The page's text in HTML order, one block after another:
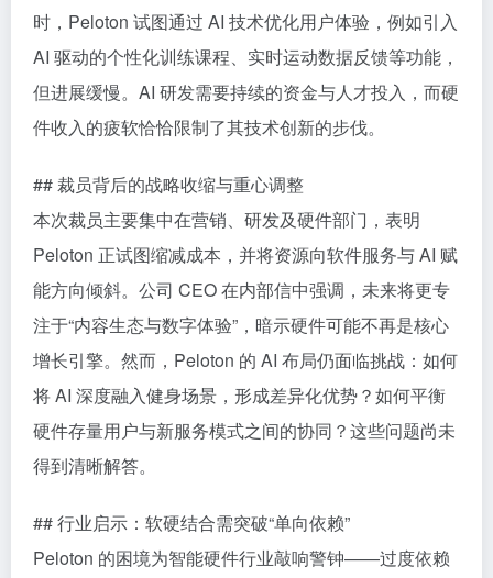
时，Peloton 试图通过 AI 技术优化用户体验，例如引入
AI 驱动的个性化训练课程、实时运动数据反馈等功能，
但进展缓慢。AI 研发需要持续的资金与人才投入，而硬
件收入的疲软恰恰限制了其技术创新的步伐。
## 裁员背后的战略收缩与重心调整
本次裁员主要集中在营销、研发及硬件部门，表明
Peloton 正试图缩减成本，并将资源向软件服务与 AI 赋
能方向倾斜。公司 CEO 在内部信中强调，未来将更专
注于“内容生态与数字体验”，暗示硬件可能不再是核心
增长引擎。然而，Peloton 的 AI 布局仍面临挑战：如何
将 AI 深度融入健身场景，形成差异化优势？如何平衡
硬件存量用户与新服务模式之间的协同？这些问题尚未
得到清晰解答。
## 行业启示：软硬结合需突破“单向依赖”
Peloton 的困境为智能硬件行业敲响警钟——过度依赖